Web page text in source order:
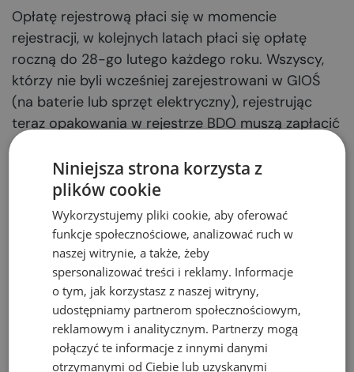
Opłatę rejestrową płaci się w momencie
rejestracji, w kolejnych latach płaci się opłatę
roczną do 28-go lutego każdego roku. Wszyscy,
którzy nie byli wcześniej zarejestrowani w GIOŚ
(na baterie lub sprzęt elektryczny), rejestrując
teraz opakowania w rejestrze BDO muszą zapłacić
opłatę rejestrową na rachunek właściwego dla
siedziby firmy Urzędu Marszałkowskiego. Pozostali,
którzy byli zarejestrowani w rejestrze GIOŚ (na
baterie lub sprzęt elektryczny) i mieli zgłoszone
opakowania w urzędzie marszałkowskim do 2017
roku, nie płacą już dodatkowej opłaty rejestrowej
za opakowania, tylko opłatę roczną do 28-go
lutego, o której informowałam 25 stycznia 2018 r.
Tematyczne artykuły:
Opłata roczna – rejestr BDO
Niniejsza strona korzysta z
plików cookie
Wykorzystujemy pliki cookie, aby oferować
funkcje społecznościowe, analizować ruch w
naszej witrynie, a także, żeby
spersonalizować treści i reklamy. Informacje
o tym, jak korzystasz z naszej witryny,
udostępniamy partnerom społecznościowym,
reklamowym i analitycznym. Partnerzy mogą
połączyć te informacje z innymi danymi
otrzymanymi od Ciebie lub uzyskanymi